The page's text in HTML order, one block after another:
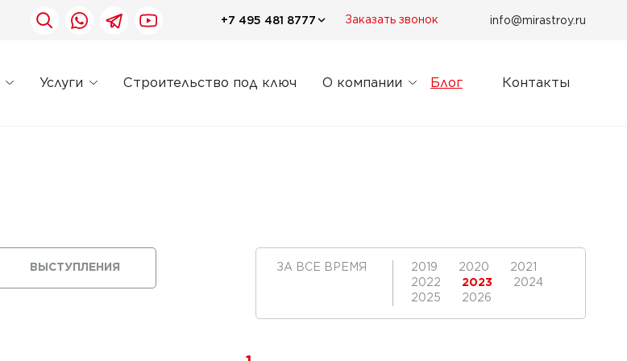
+7 495 481 8777 Заказать звонок info@mirastroy.ru
Услуги Строительство под ключ О компании Блог Контакты
ВЫСТУПЛЕНИЯ ЗА ВСЕ ВРЕМЯ 2019 2020
2021
2022
2023
2024
2025
2026